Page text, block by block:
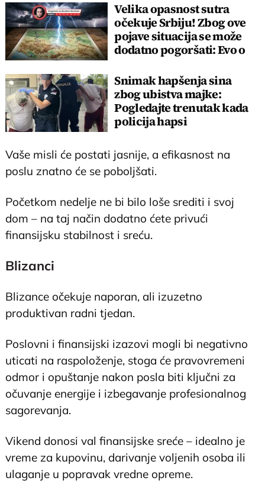
Velika opasnost sutra
očekuje Srbiju! Zbog ove
pojave situacija se može
dodatno pogoršati: Evo o
Snimak hapšenja sina
zbog ubistva majke:
Pogledajte trenutak kada
policija hapsi
Vaše misli će postati jasnije, a efikasnost na
poslu znatno će se poboljšati.
Početkom nedelje ne bi bilo loše srediti i svoj
dom – na taj način dodatno ćete privući
finansijsku stabilnost i sreću.
Blizanci
Blizance očekuje naporan, ali izuzetno
produktivan radni tjedan.
Poslovni i finansijski izazovi mogli bi negativno
uticati na raspoloženje, stoga će pravovremeni
odmor i opuštanje nakon posla biti ključni za
očuvanje energije i izbegavanje profesionalnog
sagorevanja.
Vikend donosi val finansijske sreće – idealno je
vreme za kupovinu, darivanje voljenih osoba ili
ulaganje u popravak vredne opreme.